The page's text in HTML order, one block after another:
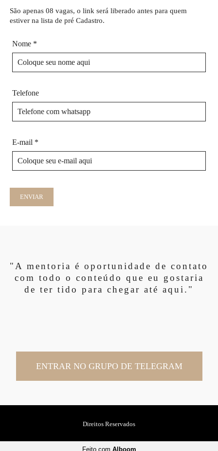
São apenas 08 vagas, o link será liberado antes para quem
estiver na lista de pré Cadastro.
Nome *
Telefone
E-mail *
ENVIAR
"A mentoria é oportunidade de contato
com todo o conteúdo que eu gostaria
de ter tido para chegar até aqui."
ENTRAR NO GRUPO DE TELEGRAM
Direitos Reservados
Feito com Alboom